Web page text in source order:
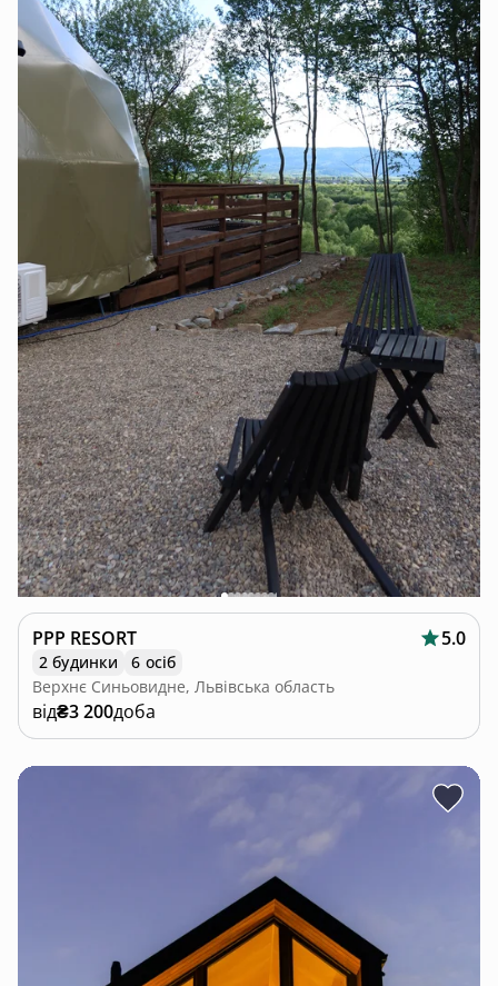
PPP RESORT 5.0
2 будинки
6 осіб
Верхнє Синьовидне, Львівська область
від₴3 200доба